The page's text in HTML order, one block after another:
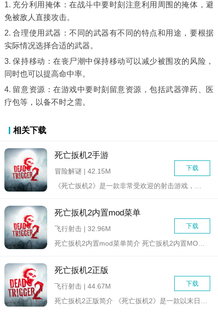
1. 充分利用掩体：在战斗中要时刻注意利用周围的掩体，避
免被敌人直接攻击。
2. 合理使用武器：不同的武器有不同的特点和用途，要根据
实际情况选择合适的武器。
3. 保持移动：在丧尸潮中保持移动可以减少被围攻的风险，
同时也可以提高命中率。
4. 留意资源：在游戏中要时刻留意资源，包括武器弹药、医
疗包等，以备不时之需。
相关下载
死亡扳机2手游
下载
冒险解谜 | 42.15M
死亡扳机2内置mod菜单
下载
飞行射击 | 32.96M
死亡扳机2正版
下载
飞行射击 | 44.67M